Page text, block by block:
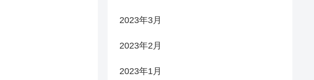
2023年3月
2023年2月
2023年1月